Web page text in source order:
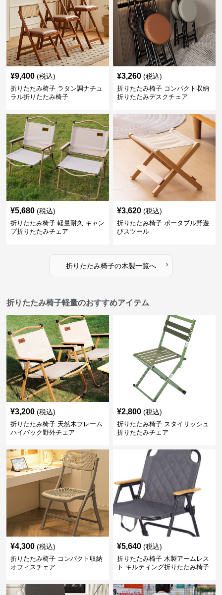
¥9,400 (税込)
折りたたみ椅子 ラタン調ナチュ
ラル折りたたみ椅子
¥3,260 (税込)
折りたたみ椅子 コンパクト収納
折りたたみデスクチェア
¥5,680 (税込)
折りたたみ椅子 軽量耐久 キャン
プ折りたたみチェア
¥3,620 (税込)
折りたたみ椅子 ポータブル野遊
びスツール
折りたたみ椅子の木製一覧へ ›
折りたたみ椅子軽量のおすすめアイテム
¥3,200 (税込)
折りたたみ椅子 天然木フレーム
ハイバック野外チェア
¥2,800 (税込)
折りたたみ椅子 スタイリッシュ
折りたたみチェア
¥4,300 (税込)
折りたたみ椅子 コンパクト収納
オフィスチェア
¥5,640 (税込)
折りたたみ椅子 木製アームレス
ト キルティング折りたたみ椅子